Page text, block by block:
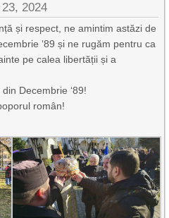
2024
și respect, ne amintim astăzi de
‘89 și ne rugăm pentru ca
pe calea libertății și a
Decembrie ‘89!
român!